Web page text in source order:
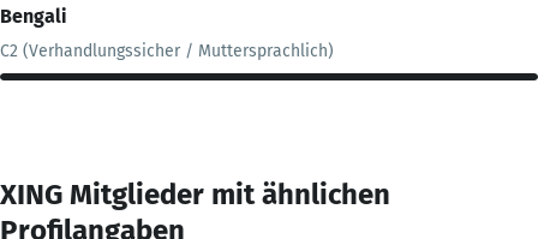
Bengali
C2 (Verhandlungssicher / Muttersprachlich)
XING Mitglieder mit ähnlichen
Profilangaben